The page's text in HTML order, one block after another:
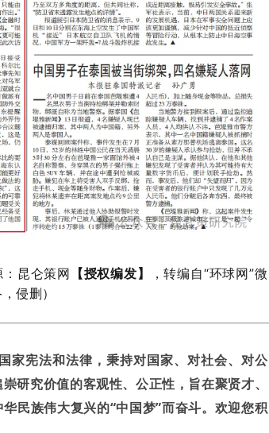
：昆仑策网 【授权编发】 ，转编自“环球网”微
侵删）
家宪法和法律，秉持对国家、对社会、对公
研究价值的客观性、公正性，旨在聚贤才、
民族伟大复兴的“中国梦”而奋斗。欢迎您积